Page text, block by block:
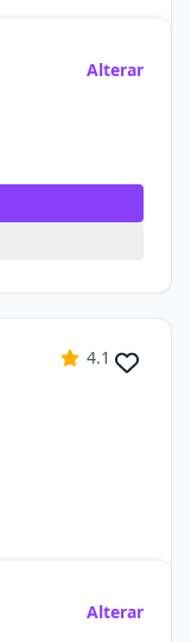
Alterar
4.1
Alterar